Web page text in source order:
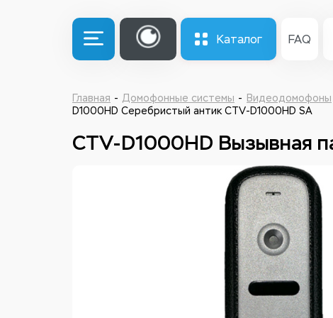
Каталог FAQ
Главная Домофонные системы Видеодомофоны
D1000HD Серебристый антик CTV-D1000HD SA
CTV-D1000HD Вызывная